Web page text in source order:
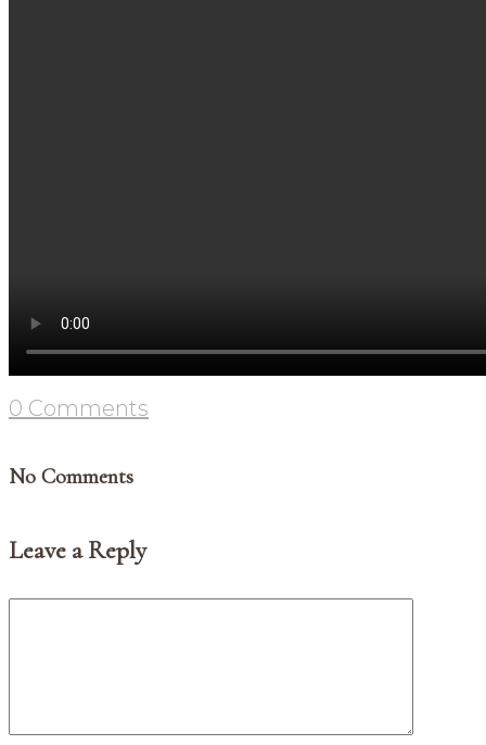
0 Comments
No Comments
Leave a Reply